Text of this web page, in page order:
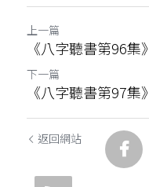
上一篇
《八字聽書第96集》
下一篇
《八字聽書第97集》
返回網站